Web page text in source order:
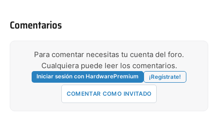
Comentarios
Para comentar necesitas tu cuenta del foro.
Cualquiera puede leer los comentarios.
Iniciar sesión con HardwarePremium ¡Regístrate!
COMENTAR COMO INVITADO